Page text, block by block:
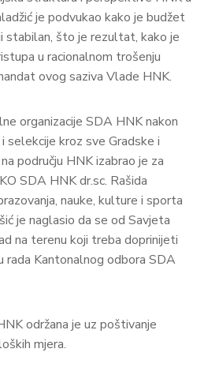
je podvukao kako je budžet
stabilan, što je rezultat, kako je
u racionalnom trošenju
ovog saziva Vlade HNK.
organizacije SDA HNK nakon
selekcije kroz sve Gradske i
području HNK izabrao je za
SDA HNK dr.sc. Rašida
nauke, kulture i sporta
je naglasio da se od Savjeta
na terenu koji treba doprinijeti
rada Kantonalnog odbora SDA
održana je uz poštivanje
mjera.